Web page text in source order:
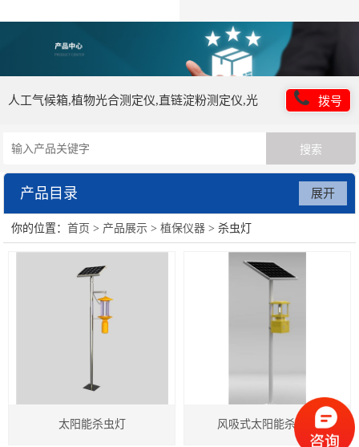
人工气候箱,植物光合测定仪,直链淀粉测定仪,光
照培养箱,植物营养测定仪
拨号
产品目录
培养箱仪器类
药品稳定性试验箱
智能人工气候室
土壤检测仪器
农业气象仪器
植物性状仪器
展开
你的位置：首页 > 产品展示 >植保仪器 > 杀虫灯
太阳能杀虫灯 风吸式太阳能杀虫灯